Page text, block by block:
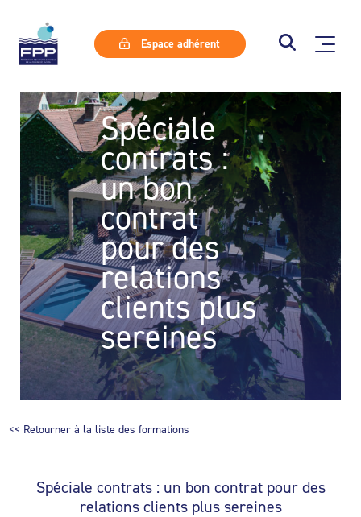
Espace adhérent
Spéciale
contrats :
un bon
contrat
pour des
relations
clients plus
sereines
<< Retourner à la liste des formations
Spéciale contrats : un bon contrat pour des
relations clients plus sereines